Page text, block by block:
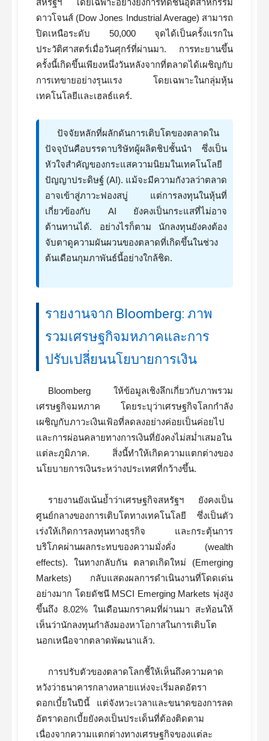
สหรัฐฯ โดยเฉพาะอย่างยิ่งการที่ดัชนีอุตสาหกรรม
ดาวโจนส์ (Dow Jones Industrial Average) สามารถ
ปิดเหนือระดับ 50,000 จุดได้เป็นครั้งแรกใน
ประวัติศาสตร์เมื่อวันศุกร์ที่ผ่านมา. การทะยานขึ้น
ครั้งนี้เกิดขึ้นเพียงหนึ่งวันหลังจากที่ตลาดได้เผชิญกับ
การเทขายอย่างรุนแรง โดยเฉพาะในกลุ่มหุ้น
เทคโนโลยีและเฮลธ์แคร์.
ปัจจัยหลักที่ผลักดันการเติบโตของตลาดใน
ปัจจุบันคือบรรดาบริษัทผู้ผลิตชิปชั้นนำ ซึ่งเป็น
หัวใจสำคัญของกระแสความนิยมในเทคโนโลยี
ปัญญาประดิษฐ์ (AI). แม้จะมีความกังวลว่าตลาด
อาจเข้าสู่ภาวะฟองสบู่ แต่การลงทุนในหุ้นที่
เกี่ยวข้องกับ AI ยังคงเป็นกระแสที่ไม่อาจ
ต้านทานได้. อย่างไรก็ตาม นักลงทุนยังคงต้อง
จับตาดูความผันผวนของตลาดที่เกิดขึ้นในช่วง
ต้นเดือนกุมภาพันธ์นี้อย่างใกล้ชิด.
รายงานจาก Bloomberg: ภาพ
รวมเศรษฐกิจมหภาคและการ
ปรับเปลี่ยนนโยบายการเงิน
Bloomberg ให้ข้อมูลเชิงลึกเกี่ยวกับภาพรวม
เศรษฐกิจมหภาค โดยระบุว่าเศรษฐกิจโลกกำลัง
เผชิญกับภาวะเงินเฟ้อที่ลดลงอย่างค่อยเป็นค่อยไป
และการผ่อนคลายทางการเงินที่ยังคงไม่สม่ำเสมอใน
แต่ละภูมิภาค. สิ่งนี้ทำให้เกิดความแตกต่างของ
นโยบายการเงินระหว่างประเทศที่กว้างขึ้น.
รายงานยังเน้นย้ำว่าเศรษฐกิจสหรัฐฯ ยังคงเป็น
ศูนย์กลางของการเติบโตทางเทคโนโลยี ซึ่งเป็นตัว
เร่งให้เกิดการลงทุนทางธุรกิจ และกระตุ้นการ
บริโภคผ่านผลกระทบของความมั่งคั่ง (wealth
effects). ในทางกลับกัน ตลาดเกิดใหม่ (Emerging
Markets) กลับแสดงผลการดำเนินงานที่โดดเด่น
อย่างมาก โดยดัชนี MSCI Emerging Markets พุ่งสูง
ขึ้นถึง 8.02% ในเดือนมกราคมที่ผ่านมา สะท้อนให้
เห็นว่านักลงทุนกำลังมองหาโอกาสในการเติบโต
นอกเหนือจากตลาดพัฒนาแล้ว.
การปรับตัวของตลาดโลกชี้ให้เห็นถึงความคาด
หวังว่าธนาคารกลางหลายแห่งจะเริ่มลดอัตรา
ดอกเบี้ยในปีนี้ แต่จังหวะเวลาและขนาดของการลด
อัตราดอกเบี้ยยังคงเป็นประเด็นที่ต้องติดตาม
เนื่องจากความแตกต่างทางเศรษฐกิจของแต่ละ